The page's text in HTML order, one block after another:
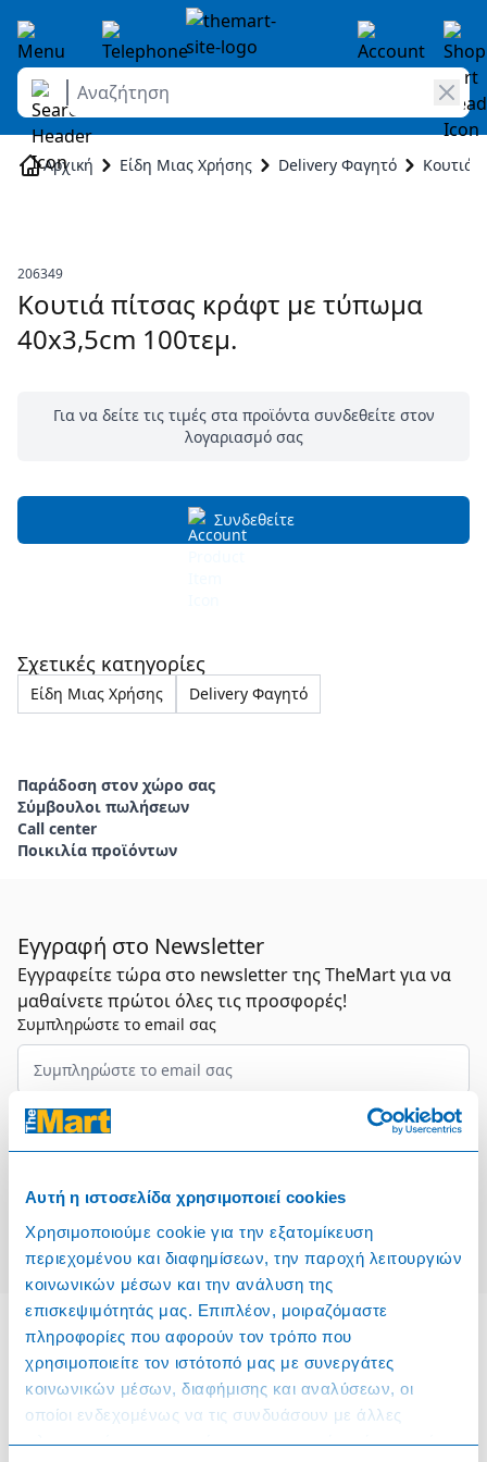
Αυτή η ιστοσελίδα χρησιμοποιεί cookies
Χρησιμοποιούμε cookie για την εξατομίκευση
περιεχομένου και διαφημίσεων, την παροχή λειτουργιών
κοινωνικών μέσων και την ανάλυση της
επισκεψιμότητάς μας. Επιπλέον, μοιραζόμαστε
πληροφορίες που αφορούν τον τρόπο που
χρησιμοποιείτε τον ιστότοπό μας με συνεργάτες
κοινωνικών μέσων, διαφήμισης και αναλύσεων, οι
οποίοι ενδεχομένως να τις συνδυάσουν με άλλες
πληροφορίες που τους έχετε παραχωρήσει ή τις οποίες
Skip to Content
Αναζήτηση
Αρχική Είδη Μιας Χρήσης Delivery Φαγητό Κουτιά
206349
Κουτιά πίτσας κράφτ με τύπωμα
40x3,5cm 100τεμ.
Για να δείτε τις τιμές στα προϊόντα συνδεθείτε στον
λογαριασμό σας
Συνδεθείτε
Σχετικές κατηγορίες
Είδη Μιας Χρήσης Delivery Φαγητό
Παράδοση στον χώρο σας
Σύμβουλοι πωλήσεων
Call center
Ποικιλία προϊόντων
Εγγραφή στο Newsletter
Εγγραφείτε τώρα στο newsletter της TheMart για να
μαθαίνετε πρώτοι όλες τις προσφορές!
Συμπληρώστε το email σας
Επιλέξτε τον τομέα σας
Πληροφορίες
Όροι & Προϋποθέσεις